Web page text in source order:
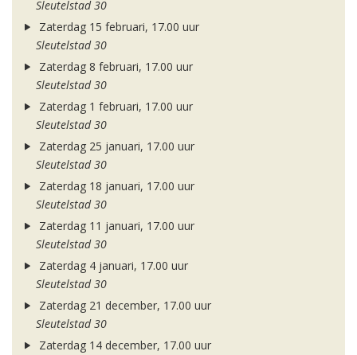
Sleutelstad 30
Zaterdag 15 februari, 17.00 uur
Sleutelstad 30
Zaterdag 8 februari, 17.00 uur
Sleutelstad 30
Zaterdag 1 februari, 17.00 uur
Sleutelstad 30
Zaterdag 25 januari, 17.00 uur
Sleutelstad 30
Zaterdag 18 januari, 17.00 uur
Sleutelstad 30
Zaterdag 11 januari, 17.00 uur
Sleutelstad 30
Zaterdag 4 januari, 17.00 uur
Sleutelstad 30
Zaterdag 21 december, 17.00 uur
Sleutelstad 30
Zaterdag 14 december, 17.00 uur